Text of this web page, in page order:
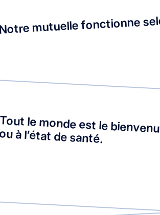
mutuelle fonctionne
Tout le monde est le
ou à l’état de santé.